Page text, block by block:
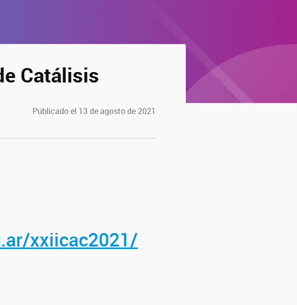
Catálisis
Publicado el 13 de agosto de 2021
xxiicac2021/